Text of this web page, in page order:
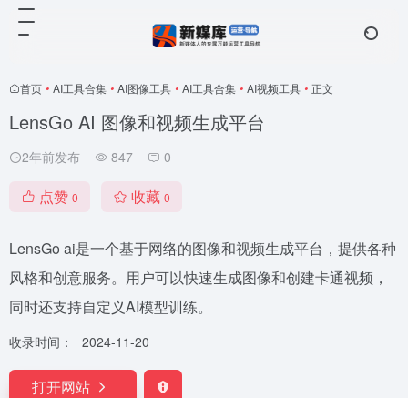
首页 • AI工具合集 • AI图像工具 • AI工具合集 • AI视频工具 • 正文
LensGo AI 图像和视频生成平台
2年前发布 847 0
点赞 0 收藏 0
LensGo ai是一个基于网络的图像和视频生成平台，提供各种
风格和创意服务。用户可以快速生成图像和创建卡通视频，
同时还支持自定义AI模型训练。
收录时间： 2024-11-20
打开网站